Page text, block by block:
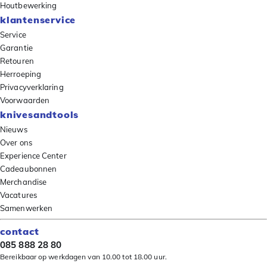
Houtbewerking
klantenservice
Service
Garantie
Retouren
Herroeping
Privacyverklaring
Voorwaarden
knivesandtools
Nieuws
Over ons
Experience Center
Cadeaubonnen
Merchandise
Vacatures
Samenwerken
contact
085 888 28 80
Bereikbaar op werkdagen van 10.00 tot 18.00 uur.